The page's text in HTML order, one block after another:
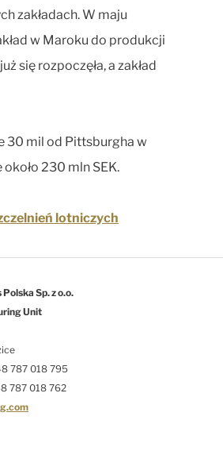
zakładach. W maju
w Maroku do produkcji
się rozpoczęła, a zakład
30 mil od Pittsburgha w
230 mln SEK.
lotniczych
Sp. z o.o.
Unit
787 018 795
787 018 762